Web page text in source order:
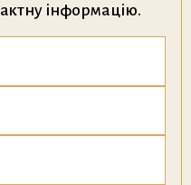
інформацію.